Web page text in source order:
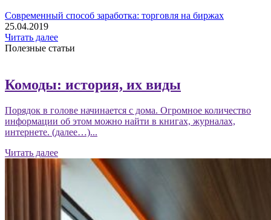
Современный способ заработка: торговля на биржах
25.04.2019
Читать далее
Полезные статьи
Комоды: история, их виды
Порядок в голове начинается с дома. Огромное количество
информации об этом можно найти в книгах, журналах,
интернете. (далее…)...
Читать далее